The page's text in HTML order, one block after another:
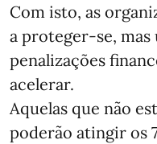
Com isto, as
a proteger-se, mas
penalizações
acelerar.
Aquelas que não
poderão atingir os